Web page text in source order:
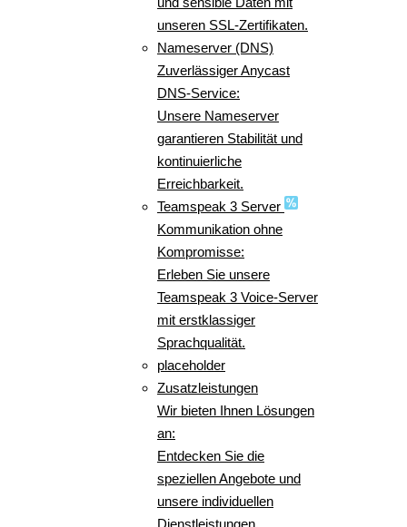
unseren SSL-Zertifikaten.
Nameserver (DNS)
Zuverlässiger Anycast
DNS-Service:
Unsere Nameserver
garantieren Stabilität und
kontinuierliche
Erreichbarkeit.
Teamspeak 3 Server
Kommunikation ohne
Kompromisse:
Erleben Sie unsere
Teamspeak 3 Voice-Server
mit erstklassiger
Sprachqualität.
placeholder
Zusatzleistungen
Wir bieten Ihnen Lösungen
an:
Entdecken Sie die
speziellen Angebote und
unsere individuellen